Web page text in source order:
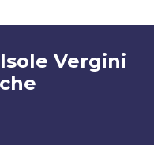
Vergini